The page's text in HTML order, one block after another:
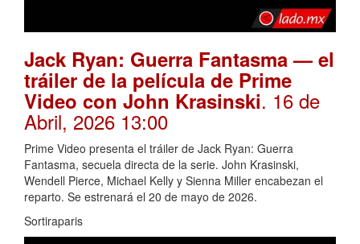
Jack Ryan: Guerra Fantasma — el
tráiler de la película de Prime
Video con John Krasinski. 16 de
Abril, 2026 13:00
Prime Video presenta el tráiler de Jack Ryan: Guerra
Fantasma, secuela directa de la serie. John Krasinski,
Wendell Pierce, Michael Kelly y Sienna Miller encabezan el
reparto. Se estrenará el 20 de mayo de 2026.
Sortiraparis